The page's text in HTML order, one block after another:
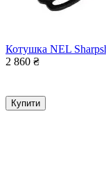
Котушка NEL
2 860 ₴
Купити